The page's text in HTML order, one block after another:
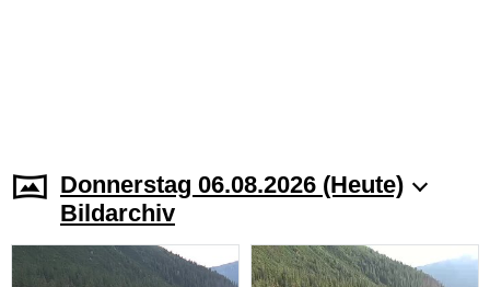
Donnerstag 06.08.2026 (Heute)
Bildarchiv